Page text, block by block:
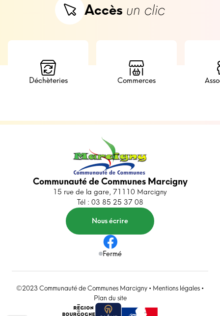
Accès un clic
Déchèteries Commerces
Communauté de Communes Marcigny
15 rue de la gare, 71110 Marcigny
Tél : 03 85 25 37 08
Nous écrire
Fermé
©2023 Communauté de Communes Marcigny • Mentions légales •
Plan du site